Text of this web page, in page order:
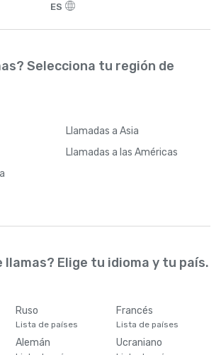
ES
Selecciona tu región de
Llamadas a Asia
Llamadas a las Américas
llamas? Elige tu idioma y tu país.
Ruso
Lista de países
Francés
Lista de países
Alemán Ucraniano